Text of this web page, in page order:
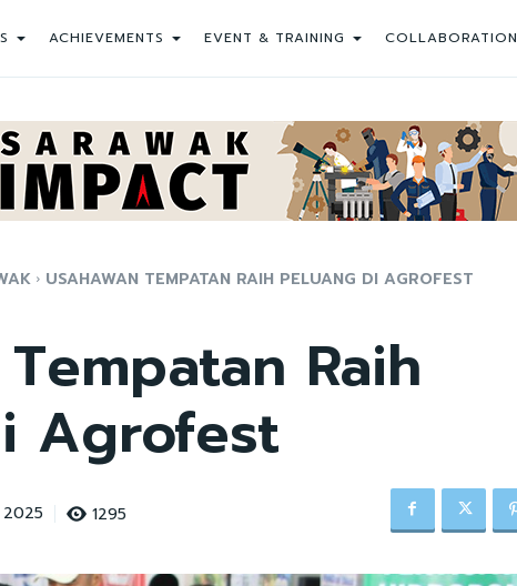
ACHIEVEMENTS EVENT & TRAINING COLLABORATION
USAHAWAN TEMPATAN RAIH PELUANG DI AGROFEST
Raih
Agrofest
1295